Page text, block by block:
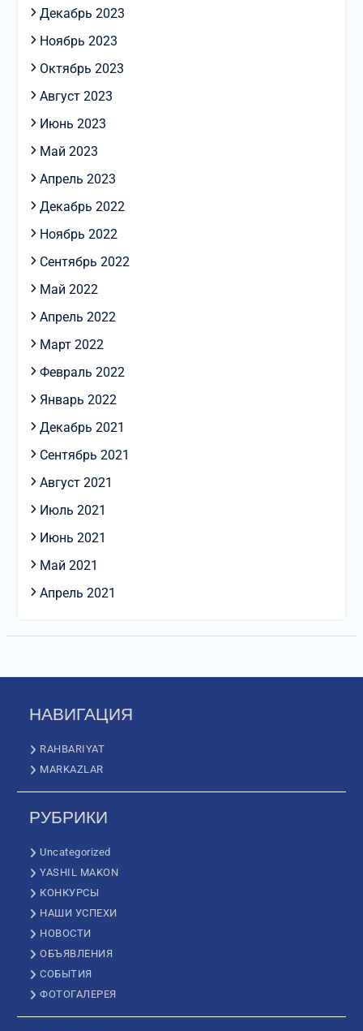
Декабрь 2023
Ноябрь 2023
Октябрь 2023
Август 2023
Июнь 2023
Май 2023
Апрель 2023
Декабрь 2022
Ноябрь 2022
Сентябрь 2022
Май 2022
Апрель 2022
Март 2022
Февраль 2022
Январь 2022
Декабрь 2021
Сентябрь 2021
Август 2021
Июль 2021
Июнь 2021
Май 2021
Апрель 2021
НАВИГАЦИЯ
RAHBARIYAT
MARKAZLAR
РУБРИКИ
Uncategorized
YASHIL MAKON
КОНКУРСЫ
НАШИ УСПЕХИ
НОВОСТИ
ОБЪЯВЛЕНИЯ
СОБЫТИЯ
ФОТОГАЛЕРЕЯ